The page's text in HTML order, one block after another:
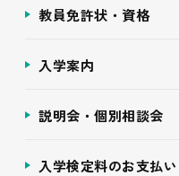
教員免許状・資格
入学案内
説明会・個別相談会
入学検定料のお支払い